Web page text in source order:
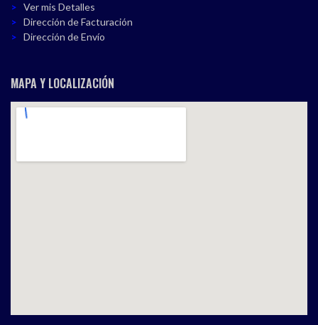
Ver mis Detalles
Dirección de Facturación
Dirección de Envío
MAPA Y LOCALIZACIÓN